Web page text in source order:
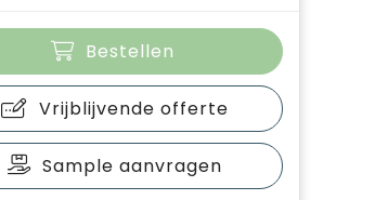
Bestellen
Vrijblijvende offerte
Sample aanvragen